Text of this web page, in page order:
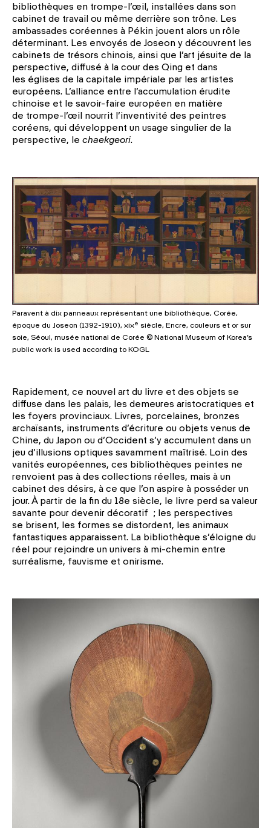
bibliothèques en trompe-l’œil, installées dans son
cabinet de travail ou même derrière son trône. Les
ambassades coréennes à Pékin jouent alors un rôle
déterminant. Les envoyés de Joseon y découvrent les
cabinets de trésors chinois, ainsi que l’art jésuite de la
perspective, diffusé à la cour des Qing et dans
les églises de la capitale impériale par les artistes
européens. L’alliance entre l’accumulation érudite
chinoise et le savoir-faire européen en matière
de trompe-l’œil nourrit l’inventivité des peintres
coréens, qui développent un usage singulier de la
perspective, le chaekgeori.
Paravent à dix panneaux représentant une bibliothèque, Corée,
époque du Joseon (1392-1910), xixe
siècle, Encre, couleurs et or sur
soie, Séoul, musée national de Corée © National Museum of Korea’s
public work is used according to KOGL
Rapidement, ce nouvel art du livre et des objets se
diffuse dans les palais, les demeures aristocratiques et
les foyers provinciaux. Livres, porcelaines, bronzes
archaïsants, instruments d’écriture ou objets venus de
Chine, du Japon ou d’Occident s’y accumulent dans un
jeu d’illusions optiques savamment maîtrisé. Loin des
vanités européennes, ces bibliothèques peintes ne
renvoient pas à des collections réelles, mais à un
cabinet des désirs, à ce que l’on aspire à posséder un
jour. À partir de la fin du 18e siècle, le livre perd sa valeur
savante pour devenir décoratif ; les perspectives
se brisent, les formes se distordent, les animaux
fantastiques apparaissent. La bibliothèque s’éloigne du
réel pour rejoindre un univers à mi-chemin entre
surréalisme, fauvisme et onirisme.